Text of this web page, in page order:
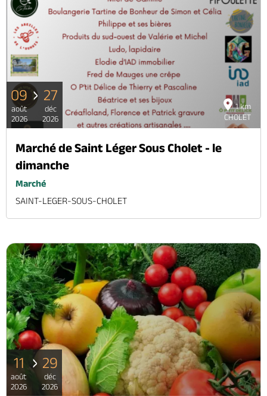
1 km
CHOLET
09
août
2026
27
déc
2026
Marché de Saint Léger Sous Cholet - le
dimanche
Marché
SAINT-LEGER-SOUS-CHOLET
11
août
2026
29
déc
2026